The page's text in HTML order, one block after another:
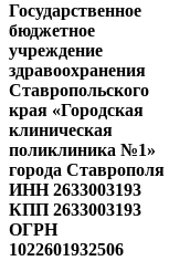
Государственное
бюджетное
учреждение
здравоохранения
Ставропольского
края «Городская
клиническая
поликлиника №1»
города Ставрополя
ИНН 2633003193
КПП 2633003193
ОГРН
1022601932506